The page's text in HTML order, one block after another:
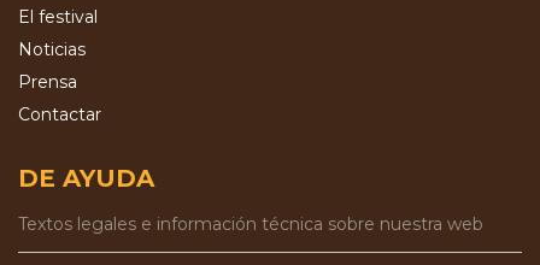
El festival
Noticias
Prensa
Contactar
DE AYUDA
Textos legales e información técnica sobre nuestra web